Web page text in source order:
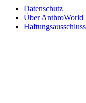
Datenschutz
Über AnthroWorld
Haftungsausschluss